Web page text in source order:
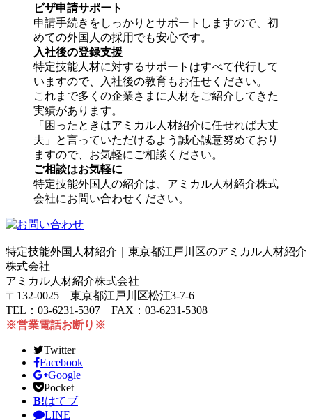
ビザ申請サポート
申請手続きをしっかりとサポートしますので、初
めての外国人の採用でも安心です。
入社後の登録支援
特定技能人材に対するサポートはすべて代行して
いますので、入社後の教育もお任せください。
これまで多くの企業さまに人材をご紹介してきた
実績があります。
「困ったときはアミカル人材紹介に任せれば大丈
夫」と言っていただけるよう誠心誠意努めており
ますので、お気軽にご相談ください。
ご相談はお気軽に
特定技能外国人の紹介は、アミカル人材紹介株式
会社にお問い合わせください。
特定技能外国人材紹介｜東京都江戸川区のアミカル人材紹介
株式会社
アミカル人材紹介株式会社
〒132-0025 東京都江戸川区松江3-7-6
TEL：03-6231-5307 FAX：03-6231-5308
※営業電話お断り※
Twitter
Facebook
Google+
Pocket
B!はてブ
LINE